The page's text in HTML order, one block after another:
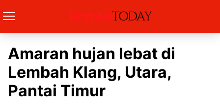
Amaran hujan lebat di
Lembah Klang, Utara,
Pantai Timur